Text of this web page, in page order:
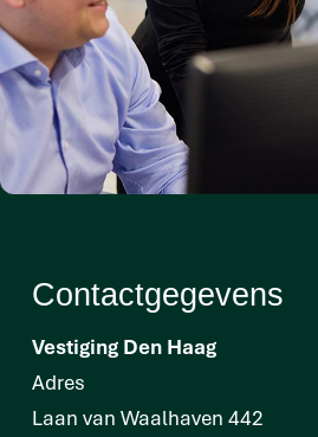
Contactgegevens
Vestiging Den Haag
Adres
Laan van Waalhaven 442